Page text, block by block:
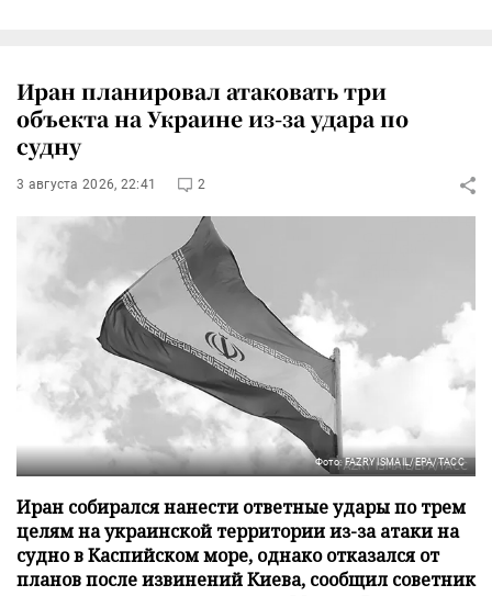
Иран планировал атаковать три
объекта на Украине из-за удара по
судну
3 августа 2026, 22:41 2
Фото: FAZRY ISMAIL/EPA/ТАСС
Иран собирался нанести ответные удары по трем
целям на украинской территории из-за атаки на
судно в Каспийском море, однако отказался от
планов после извинений Киева, сообщил советник